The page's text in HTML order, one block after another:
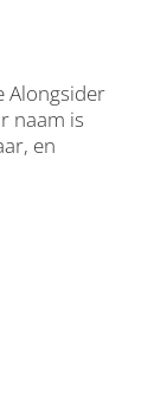
Alongsider
naam is
en
houten